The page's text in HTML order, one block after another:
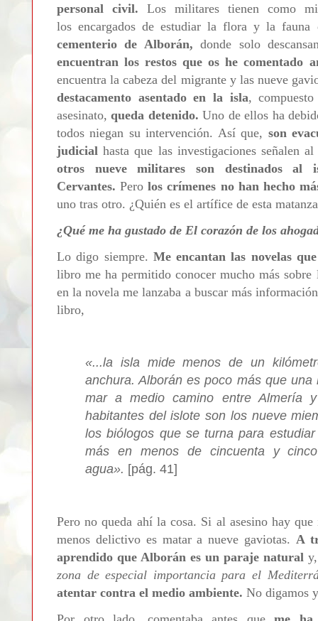
personal civil. Los militares tienen como
losencargados de estudiar la flora y la
cementerio de Alborán,donde solo
encuentran los restos que os he comentado
encuentra la cabeza del migrante y las nueve
destacamento asentado en la isla,
asesinato,queda detenido. Uno de ellos ha
todos niegan su intervención. Así que, son
judicial hasta que las investigaciones señalen
otros nueve militares son destinados al
Cervantes. Perolos crímenes no han hecho
uno tras otro. ¿Quién es el artífice de esta
¿Qué me ha gustado de El corazón de los
Lo digo siempre. Me encantan las novelas
libro me ha permitido conocer mucho más
en la novela me lanzaba a buscar más
libro,
«...la isla mide menos de un
anchura. Alborán es poco más que
mar a medio camino entre Almería
habitantes del islote son los nueve
los biólogos que se turna para
más en menos de cincuenta y
agua». [pág. 41]
Pero no queda ahí la cosa. Si al asesino hay
menos delictivo es matar a nueve gaviotas. A
aprendido que Alborán es un paraje natural
zona de especial importancia para el
atentar contra el medio ambiente. No digamos